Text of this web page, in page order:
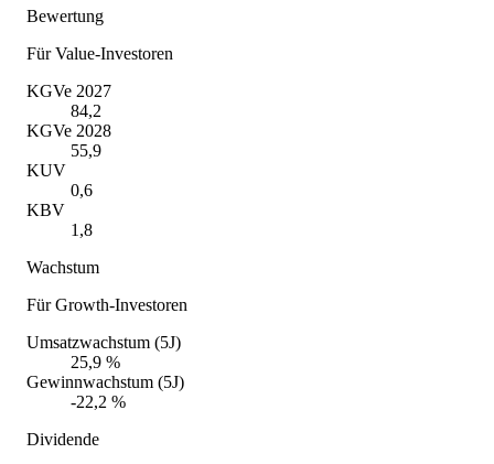
Bewertung
Für Value-Investoren
KGVe 2027
84,2
KGVe 2028
55,9
KUV
0,6
KBV
1,8
Wachstum
Für Growth-Investoren
Umsatzwachstum (5J)
25,9 %
Gewinnwachstum (5J)
-22,2 %
Dividende